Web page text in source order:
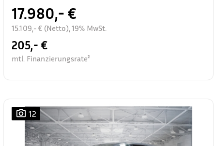
17.980,- €
15.109,- € (Netto), 19% MwSt.
205,- €
mtl. Finanzierungsrate²
12